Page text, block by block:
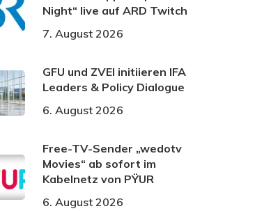
Night“ live auf ARD Twitch
7. August 2026
GFU und ZVEI initiieren IFA
Leaders & Policy Dialogue
6. August 2026
Free-TV-Sender „wedotv
Movies“ ab sofort im
Kabelnetz von PŸUR
6. August 2026